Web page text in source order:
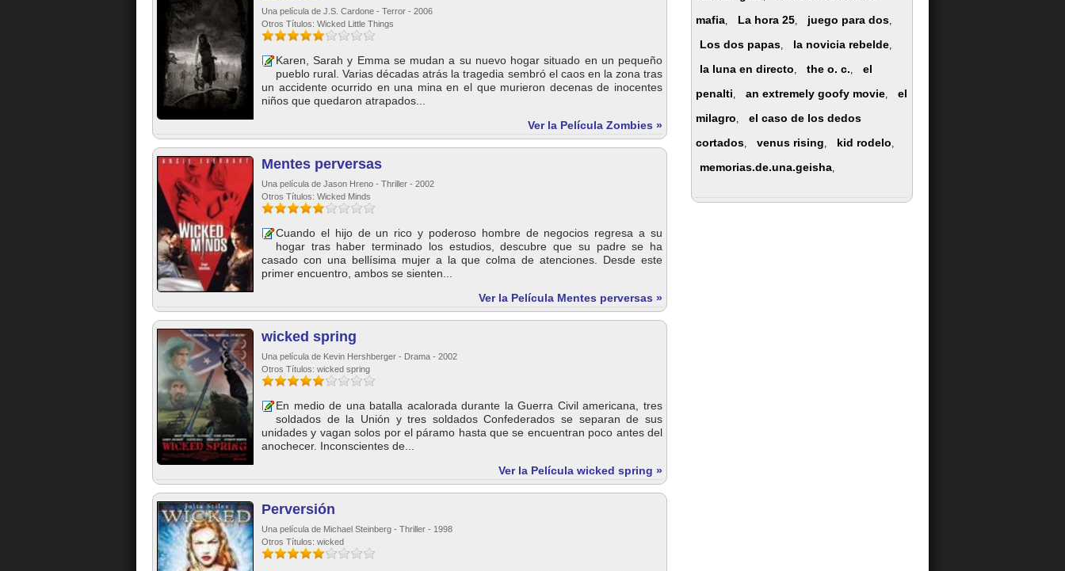
Una película de J.S. Cardone - Terror - 2006
Otros Títulos: Wicked Little Things
Karen, Sarah y Emma se mudan a su nuevo hogar situado en un pequeño
pueblo rural. Varias décadas atrás la tragedia sembró el caos en la zona tras
un accidente ocurrido en una mina en el que murieron decenas de inocentes
niños que quedaron atrapados...
Ver la Película Zombies »
Mentes perversas
Una película de Jason Hreno - Thriller - 2002
Otros Títulos: Wicked Minds
Cuando el hijo de un rico y poderoso hombre de negocios regresa a su
hogar tras haber terminado los estudios, descubre que su padre se ha
casado con una bellísima mujer a la que colma de atenciones. Desde este
primer encuentro, ambos se sienten...
Ver la Película Mentes perversas »
wicked spring
Una película de Kevin Hershberger - Drama - 2002
Otros Títulos: wicked spring
En medio de una batalla acalorada durante la Guerra Civil americana, tres
soldados de la Unión y tres soldados Confederados se separan de sus
unidades y vagan solos por el páramo hasta que se encuentran poco antes del
anochecer. Inconscientes de...
Ver la Película wicked spring »
Perversión
Una película de Michael Steinberg - Thriller - 1998
Otros Títulos: wicked
mafia, La hora 25, juego para dos,
Los dos papas, la novicia rebelde,
la luna en directo, the o. c.,
el
penalti, an extremely goofy movie,
el
milagro,
el caso de los dedos
cortados, venus rising, kid rodelo,
memorias.de.una.geisha,